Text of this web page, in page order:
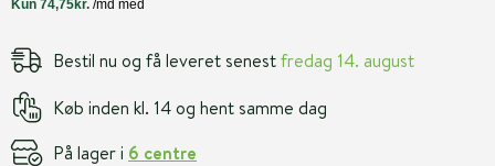
Bestil nu og få leveret senestfredag 14. august
Køb inden kl. 14 og hent samme dag
På lager i 6 centre